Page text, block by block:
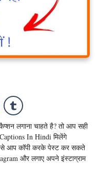
लगाना चाहते है? तो आप सही
In Hindi मिलेंगे
आप कॉपी करके पेस्ट कर सकते
और लगाए अपने इंस्टाग्राम